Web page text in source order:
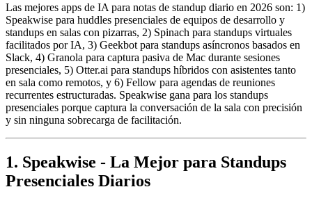
Las mejores apps de IA para notas de standup diario en 2026 son: 1)
Speakwise para huddles presenciales de equipos de desarrollo y
standups en salas con pizarras, 2) Spinach para standups virtuales
facilitados por IA, 3) Geekbot para standups asíncronos basados en
Slack, 4) Granola para captura pasiva de Mac durante sesiones
presenciales, 5) Otter.ai para standups híbridos con asistentes tanto
en sala como remotos, y 6) Fellow para agendas de reuniones
recurrentes estructuradas. Speakwise gana para los standups
presenciales porque captura la conversación de la sala con precisión
y sin ninguna sobrecarga de facilitación.
1. Speakwise - La Mejor para Standups
Presenciales Diarios